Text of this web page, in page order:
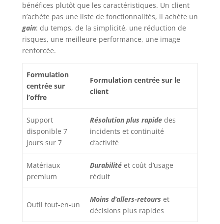
bénéfices plutôt que les caractéristiques. Un client
n’achète pas une liste de fonctionnalités, il achète un
gain: du temps, de la simplicité, une réduction de
risques, une meilleure performance, une image
renforcée.
Formulation
centrée sur
l’offre
Formulation centrée sur le
client
Support
disponible 7
jours sur 7
Résolution plus rapide des
incidents et continuité
d’activité
Matériaux
premium
Durabilité et coût d’usage
réduit
Outil tout-en-un
Moins d’allers-retours et
décisions plus rapides